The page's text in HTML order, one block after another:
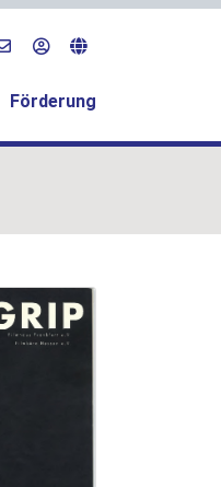
Förderung